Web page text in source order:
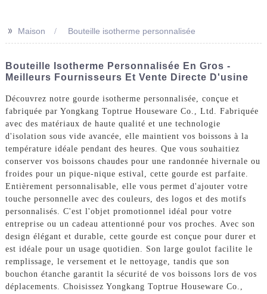
>> Maison Bouteille isotherme personnalisée
Bouteille Isotherme Personnalisée En Gros -
Meilleurs Fournisseurs Et Vente Directe D'usine
Découvrez notre gourde isotherme personnalisée, conçue et
fabriquée par Yongkang Toptrue Houseware Co., Ltd. Fabriquée
avec des matériaux de haute qualité et une technologie
d'isolation sous vide avancée, elle maintient vos boissons à la
température idéale pendant des heures. Que vous souhaitiez
conserver vos boissons chaudes pour une randonnée hivernale ou
froides pour un pique-nique estival, cette gourde est parfaite.
Entièrement personnalisable, elle vous permet d'ajouter votre
touche personnelle avec des couleurs, des logos et des motifs
personnalisés. C'est l'objet promotionnel idéal pour votre
entreprise ou un cadeau attentionné pour vos proches. Avec son
design élégant et durable, cette gourde est conçue pour durer et
est idéale pour un usage quotidien. Son large goulot facilite le
remplissage, le versement et le nettoyage, tandis que son
bouchon étanche garantit la sécurité de vos boissons lors de vos
déplacements. Choisissez Yongkang Toptrue Houseware Co.,